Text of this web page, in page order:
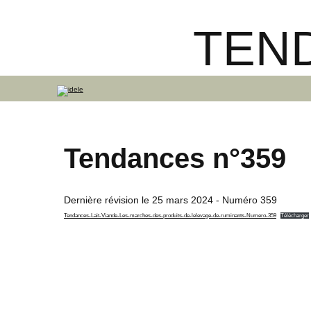
Tendances n°359
Dernière révision le 25 mars 2024 - Numéro 359
Tendances-Lait-Viande-Les-marches-des-produits-de-lelevage-de-ruminants-Numero-359 Télécharger